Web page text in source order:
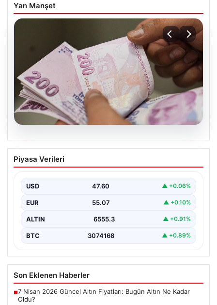
Yan Manşet
Fenerbahçe’den İrfan Can Kahveci için
açıklama geldi!
Piyasa Verileri
USD 47.60 ▲ +0.06%
EUR 55.07 ▲ +0.10%
ALTIN 6555.3 ▲ +0.91%
BTC 3074168 ▲ +0.89%
Son Eklenen Haberler
■7 Nisan 2026 Güncel Altın Fiyatları: Bugün Altın Ne Kadar
Oldu?